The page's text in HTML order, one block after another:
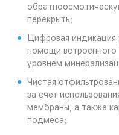
перекрыть;
Цифровая индикация
помощи встроенного
уровнем
Чистая
за счет
мембраны, а также
подмеса;